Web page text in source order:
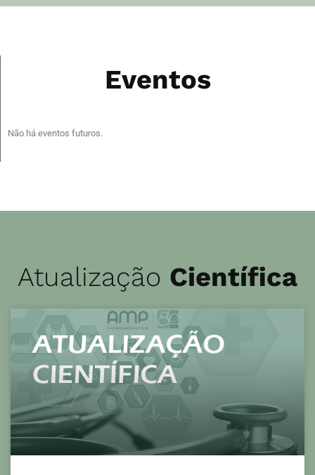
Eventos
Não há eventos futuros.
Atualização Científica